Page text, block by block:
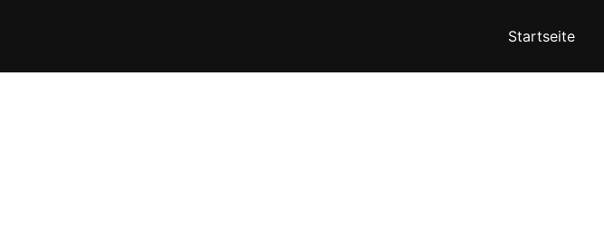
Startseite